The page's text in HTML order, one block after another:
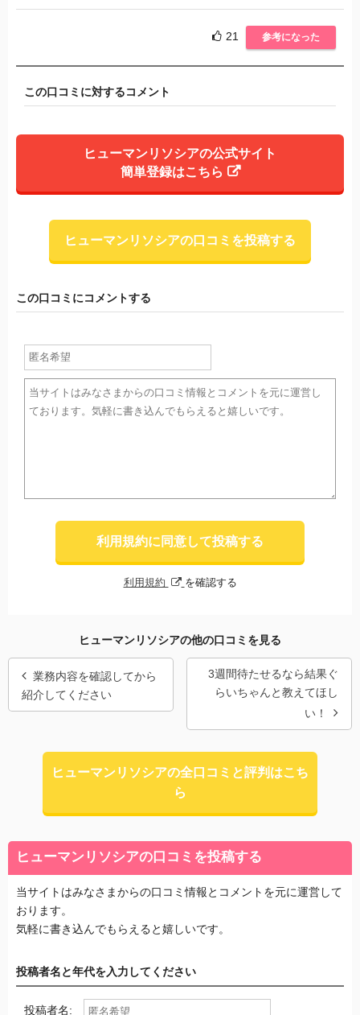
21 参考になった
この口コミに対するコメント
ヒューマンリソシアの公式サイト
簡単登録はこちら
ヒューマンリソシアの口コミを投稿する
この口コミにコメントする
利用規約に同意して投稿する
利用規約 を確認する
ヒューマンリソシアの他の口コミを見る
業務内容を確認してから
紹介してください
3週間待たせるなら結果ぐ
らいちゃんと教えてほし
い！
ヒューマンリソシアの全口コミと評判はこち
ら
ヒューマンリソシアの口コミを投稿する
当サイトはみなさまからの口コミ情報とコメントを元に運営して
おります。
気軽に書き込んでもらえると嬉しいです。
投稿者名と年代を入力してください
投稿者名: